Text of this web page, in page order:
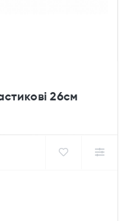
26см